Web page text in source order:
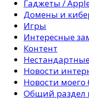
Гаджеты /
Домены и
Игры
Интересные
Контент
Новости
Новости моего
Общий раздел